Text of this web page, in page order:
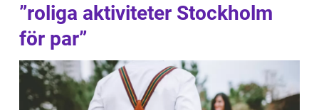
”roliga aktiviteter Stockholm
för par”